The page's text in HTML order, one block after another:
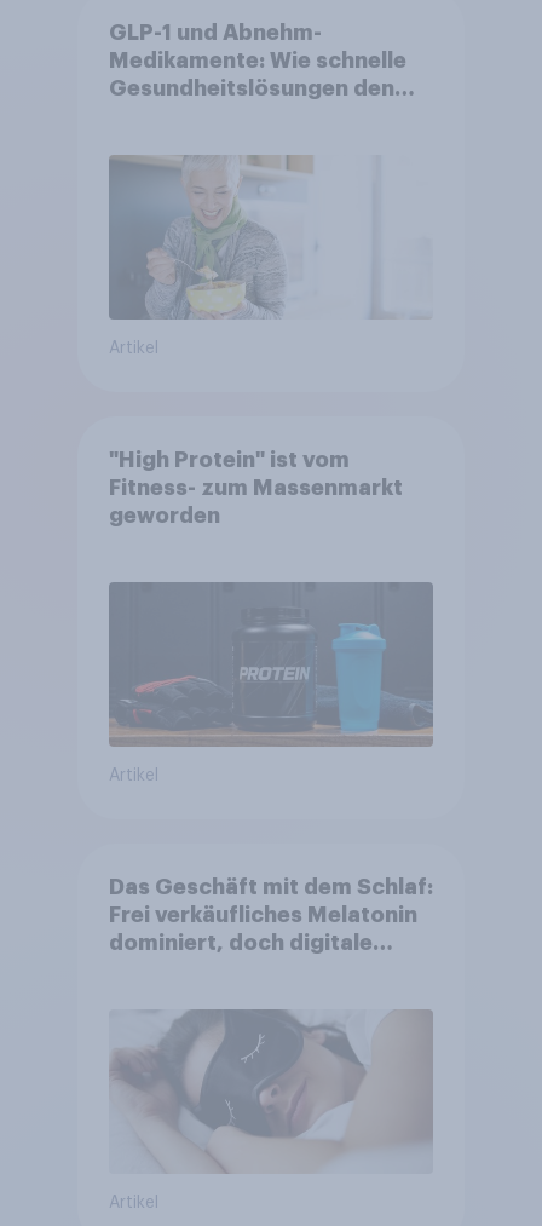
GLP-1 und Abnehm-
Medikamente: Wie schnelle
Gesundheitslösungen den
Artikel
"High Protein" ist vom
Fitness- zum Massenmarkt
geworden
Artikel
Das Geschäft mit dem Schlaf:
Frei verkäufliches Melatonin
dominiert, doch digitale
Artikel